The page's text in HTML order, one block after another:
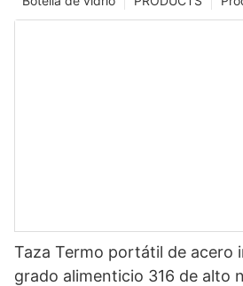
Taza Termo portátil de acero
grado alimenticio 316 de alto